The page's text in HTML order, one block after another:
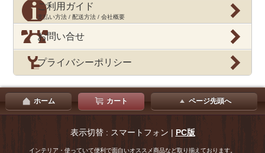
ご利用ガイド
支払い方法 / 配送方法 / 会社概要
お問い合せ
プライバシーポリシー
ホーム カート ページ先頭へ
表示切替 : スマートフォン | PC版
インテリア・使っていて便利で面白いオススメ商品など取り揃えております。